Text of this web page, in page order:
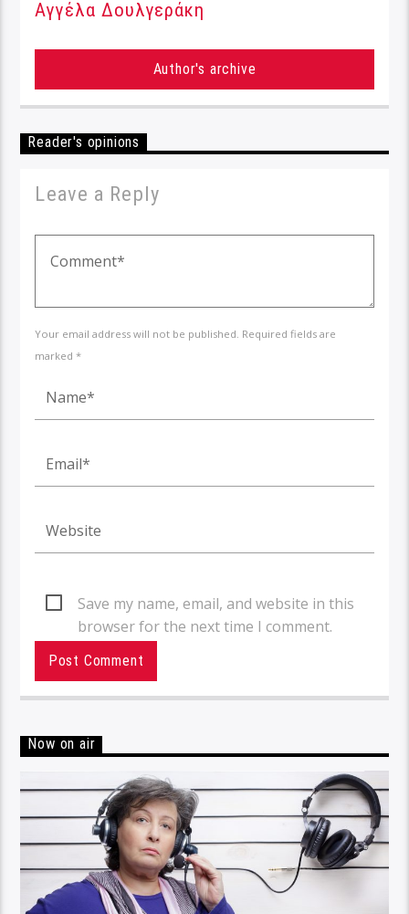
Αγγέλα Δουλγεράκη
Author's archive
Reader's opinions
Leave a Reply
Your email address will not be published. Required fields are
marked *
Save my name, email, and website in this
browser for the next time I comment.
Now on air